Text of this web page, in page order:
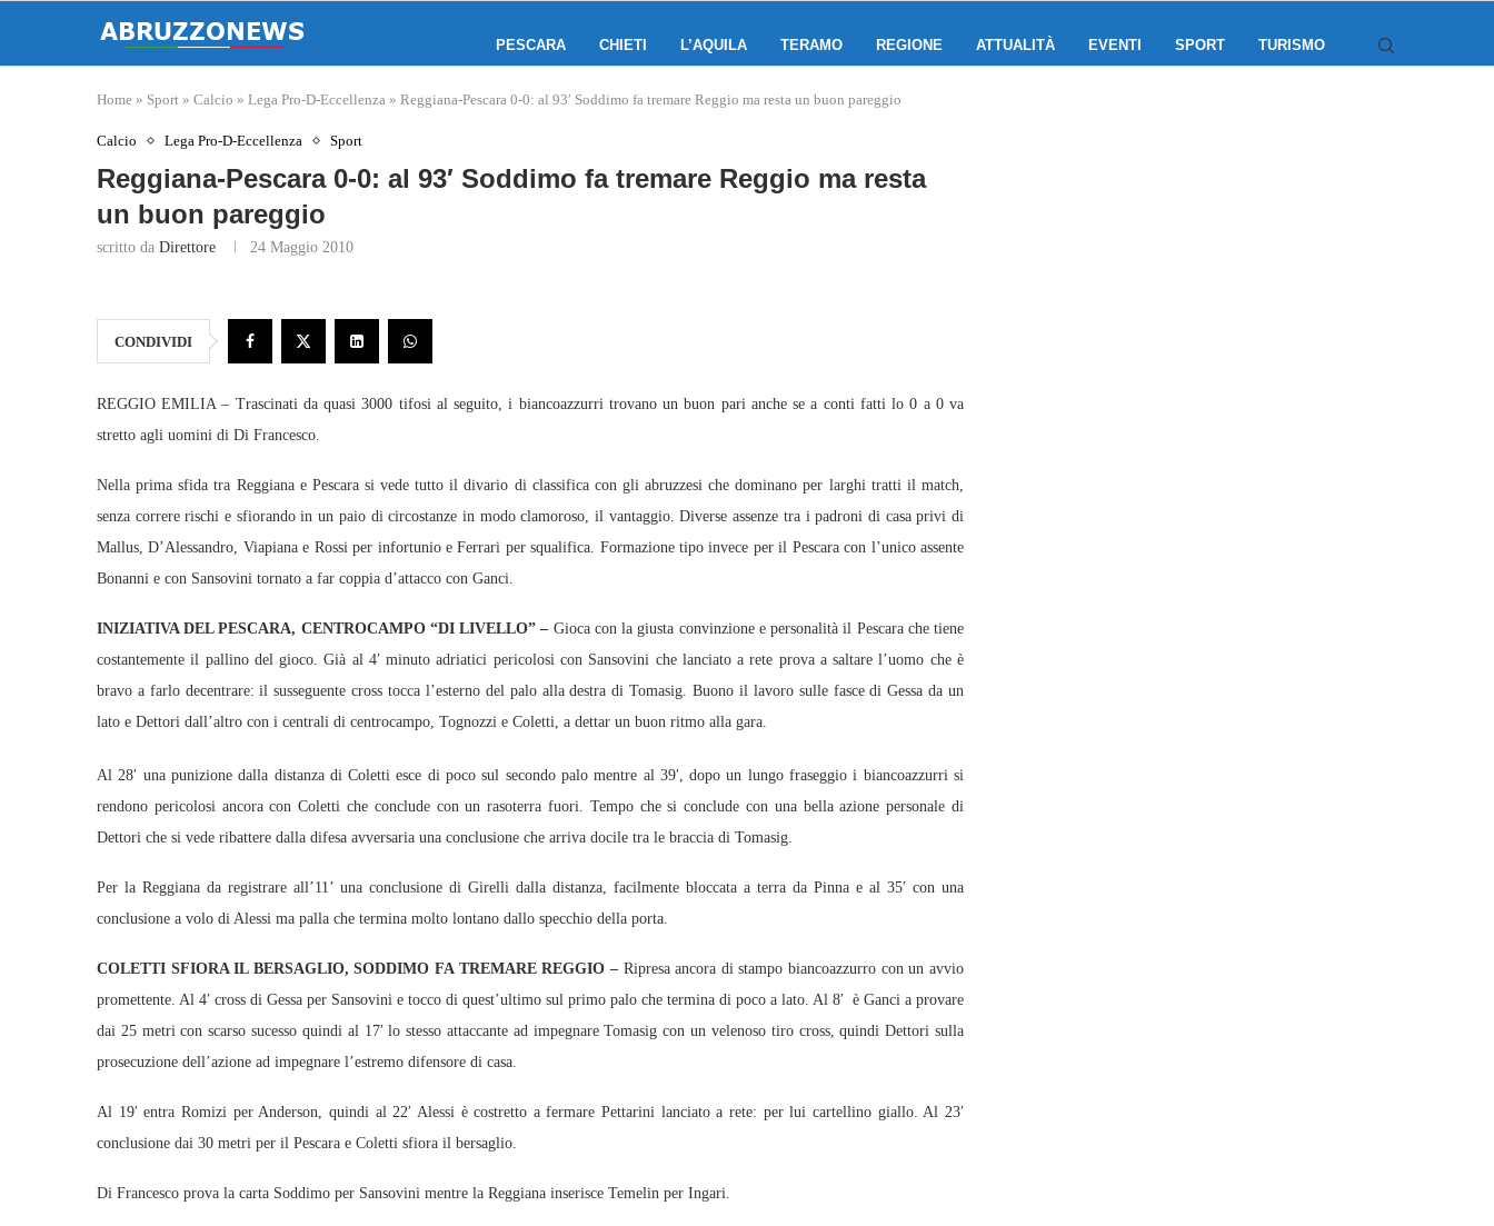
PESCARA CHIETI L’AQUILA TERAMO REGIONE ATTUALITÀ EVENTI SPORT TURISMO
Home » Sport » Calcio » Lega Pro-D-Eccellenza » Reggiana-Pescara 0-0: al 93′ Soddimo fa tremare Reggio ma resta un buon pareggio
Calcio Lega Pro-D-Eccellenza Sport
Reggiana-Pescara 0-0: al 93′ Soddimo fa tremare Reggio ma resta
un buon pareggio
scritto da Direttore 24 Maggio 2010
CONDIVIDI
REGGIO EMILIA – Trascinati da quasi 3000 tifosi al seguito, i biancoazzurri trovano un buon pari anche se a conti fatti lo 0 a 0 va
stretto agli uomini di Di Francesco.
Nella prima sfida tra Reggiana e Pescara si vede tutto il divario di classifica con gli abruzzesi che dominano per larghi tratti il match,
senza correre rischi e sfiorando in un paio di circostanze in modo clamoroso, il vantaggio. Diverse assenze tra i padroni di casa privi di
Mallus, D’Alessandro, Viapiana e Rossi per infortunio e Ferrari per squalifica. Formazione tipo invece per il Pescara con l’unico assente
Bonanni e con Sansovini tornato a far coppia d’attacco con Ganci.
INIZIATIVA DEL PESCARA, CENTROCAMPO “DI LIVELLO” – Gioca con la giusta convinzione e personalità il Pescara che tiene
costantemente il pallino del gioco. Già al 4′ minuto adriatici pericolosi con Sansovini che lanciato a rete prova a saltare l’uomo che è
bravo a farlo decentrare: il susseguente cross tocca l’esterno del palo alla destra di Tomasig. Buono il lavoro sulle fasce di Gessa da un
lato e Dettori dall’altro con i centrali di centrocampo, Tognozzi e Coletti, a dettar un buon ritmo alla gara.
Al 28′ una punizione dalla distanza di Coletti esce di poco sul secondo palo mentre al 39′, dopo un lungo fraseggio i biancoazzurri si
rendono pericolosi ancora con Coletti che conclude con un rasoterra fuori. Tempo che si conclude con una bella azione personale di
Dettori che si vede ribattere dalla difesa avversaria una conclusione che arriva docile tra le braccia di Tomasig.
Per la Reggiana da registrare all’11’ una conclusione di Girelli dalla distanza, facilmente bloccata a terra da Pinna e al 35′ con una
conclusione a volo di Alessi ma palla che termina molto lontano dallo specchio della porta.
COLETTI SFIORA IL BERSAGLIO, SODDIMO FA TREMARE REGGIO – Ripresa ancora di stampo biancoazzurro con un avvio
promettente. Al 4′ cross di Gessa per Sansovini e tocco di quest’ultimo sul primo palo che termina di poco a lato. Al 8′ è Ganci a provare
dai 25 metri con scarso sucesso quindi al 17′ lo stesso attaccante ad impegnare Tomasig con un velenoso tiro cross, quindi Dettori sulla
prosecuzione dell’azione ad impegnare l’estremo difensore di casa.
Al 19′ entra Romizi per Anderson, quindi al 22′ Alessi è costretto a fermare Pettarini lanciato a rete: per lui cartellino giallo. Al 23′
conclusione dai 30 metri per il Pescara e Coletti sfiora il bersaglio.
Di Francesco prova la carta Soddimo per Sansovini mentre la Reggiana inserisce Temelin per Ingari.